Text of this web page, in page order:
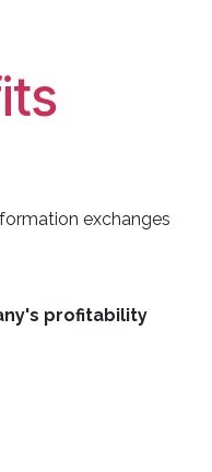
exchanges
profitability